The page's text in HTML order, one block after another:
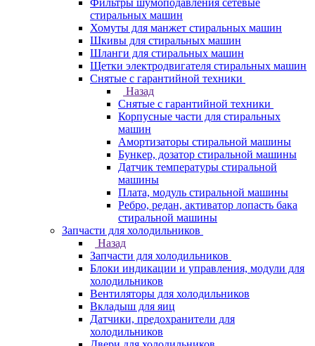
Фильтры шумоподавления сетевые
стиральных машин
Хомуты для манжет стиральных машин
Шкивы для стиральных машин
Шланги для стиральных машин
Щетки электродвигателя стиральных машин
Снятые с гарантийной техники
Назад
Снятые с гарантийной техники
Корпусные части для стиральных
машин
Амортизаторы стиральной машины
Бункер, дозатор стиральной машины
Датчик температуры стиральной
машины
Плата, модуль стиральной машины
Ребро, редан, активатор лопасть бака
стиральной машины
Запчасти для холодильников
Назад
Запчасти для холодильников
Блоки индикации и управления, модули для
холодильников
Вентиляторы для холодильников
Вкладыш для яиц
Датчики, предохранители для
холодильников